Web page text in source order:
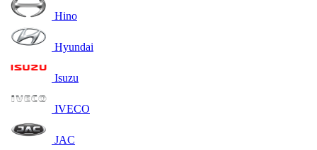
Hino
Hyundai
Isuzu
IVECO
JAC